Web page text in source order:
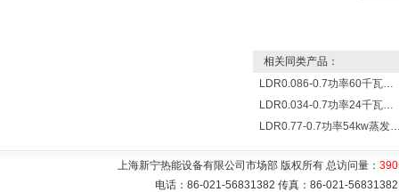
相关同类产品：
LDR0.086-0.7功率60千瓦蒸发量86公斤/小时电锅炉
LDR0.034-0.7功率24千瓦蒸发量34公斤/小时电蒸汽锅炉
LDR0.77-0.7功率54kw蒸发量
上海新宁热能设备有限公司市场部 版权所有 总访问量：
电话：86-021-56831382 传真：86-021-